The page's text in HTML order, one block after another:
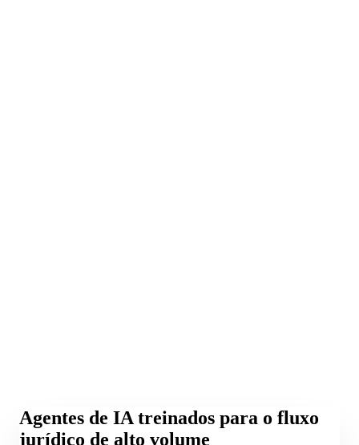
Agentes de IA treinados para o fluxo
jurídico de alto volume